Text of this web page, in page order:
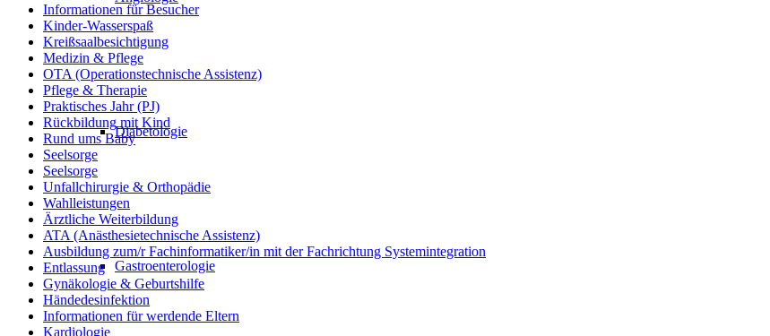
Diabetologie
Gastroenterologie
Informationen für Besucher
Kinder-Wasserspaß
Kreißsaalbesichtigung
Medizin & Pflege
OTA (Operationstechnische Assistenz)
Pflege & Therapie
Praktisches Jahr (PJ)
Rückbildung mit Kind
Rund ums Baby
Seelsorge
Seelsorge
Unfallchirurgie & Orthopädie
Wahlleistungen
Ärztliche Weiterbildung
ATA (Anästhesietechnische Assistenz)
Ausbildung zum/r Fachinformatiker/in mit der Fachrichtung Systemintegration
Entlassung
Gynäkologie & Geburtshilfe
Händedesinfektion
Informationen für werdende Eltern
Kardiologie